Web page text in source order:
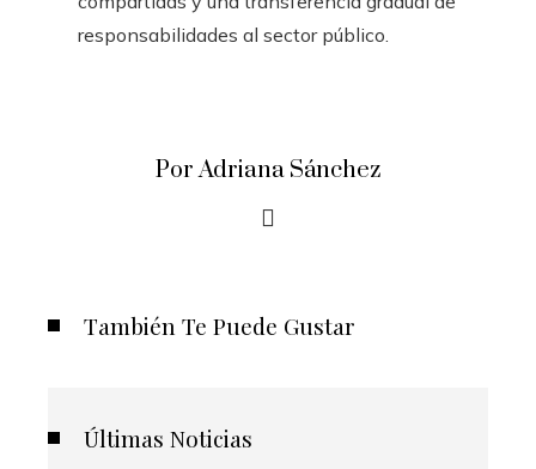
responsabilidades al sector público.
Por Adriana Sánchez
También Te Puede Gustar
Últimas Noticias